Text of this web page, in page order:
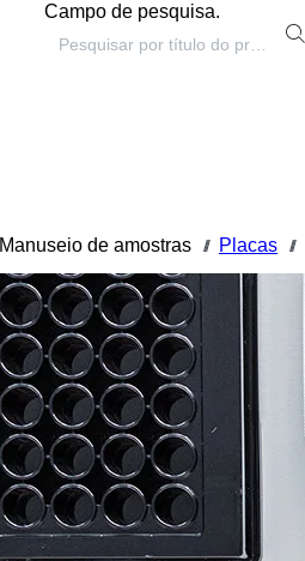
Campo de pesquisa.
Manuseio de amostras /// Placas ///